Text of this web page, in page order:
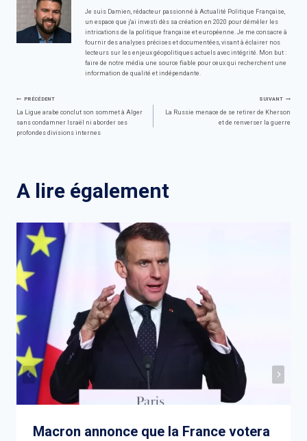
Je suis Damien, rédacteur passionné à Actualité Politique Française,
un espace que j'ai investi dès sa création en 2020 pour démêler les
intrications de la politique française et européenne. Je me consacre à
fournir des analyses précises et documentées, visant à éclairer nos
lecteurs sur les enjeux géopolitiques actuels avec intégrité. Mon but :
faire de notre média une source fiable pour ceux qui recherchent une
information de qualité et indépendante.
Navigation
de
PRÉCÉDENT
La Ligue arabe conclut son sommet à Alger
sans condamner Israël ni aborder ses
profondes divisions internes
SUIVANT
La Russie menace de se retirer de Kherson
et de renverser la guerre
A lire également
Macron annonce que la France votera